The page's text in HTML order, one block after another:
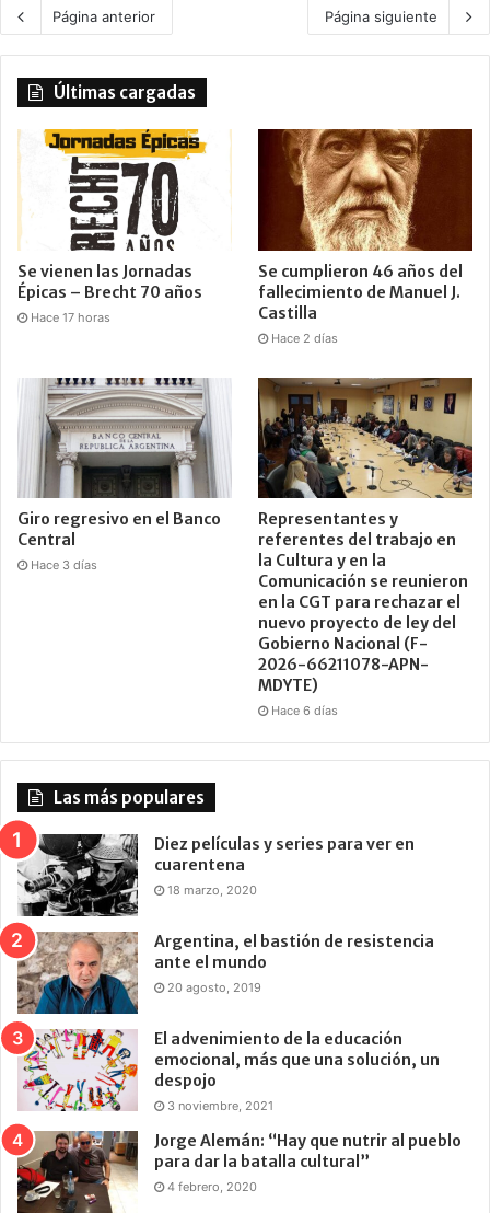
Página anterior Página siguiente
Últimas cargadas
Se vienen las Jornadas
Épicas – Brecht 70 años
Hace 17 horas
Se cumplieron 46 años del
fallecimiento de Manuel J.
Castilla
Hace 2 días
Giro regresivo en el Banco
Central
Hace 3 días
Representantes y
referentes del trabajo en
la Cultura y en la
Comunicación se reunieron
en la CGT para rechazar el
nuevo proyecto de ley del
Gobierno Nacional (F-
2026-66211078-APN-
MDYTE)
Hace 6 días
Las más populares
Diez películas y series para ver en
cuarentena
18 marzo, 2020
Argentina, el bastión de resistencia
ante el mundo
20 agosto, 2019
El advenimiento de la educación
emocional, más que una solución, un
despojo
3 noviembre, 2021
Jorge Alemán: “Hay que nutrir al pueblo
para dar la batalla cultural”
4 febrero, 2020